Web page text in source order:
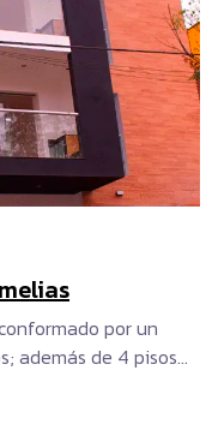
por un
además de 4 pisos…